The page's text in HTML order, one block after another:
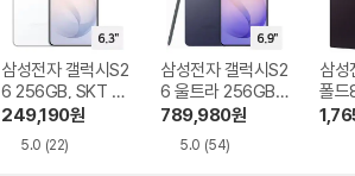
삼성전자 갤럭시S2
6 256GB, SKT 기
기변경 완납
249,190원
5.0 (22)
삼성전자 갤럭시S2
6 울트라 256GB,
SKT 기기변경 완납
789,980원
5.0 (54)
삼성
폴드
GB,